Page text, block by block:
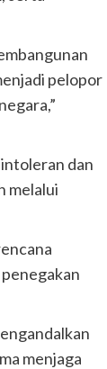
pelopor
dan
melalui
menjaga